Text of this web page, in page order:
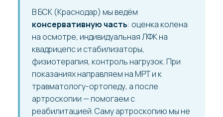
В БСК (Краснодар) мы ведём
консервативную часть: оценка колена
на осмотре, индивидуальная ЛФК на
квадрицепс и стабилизаторы,
физиотерапия, контроль нагрузок. При
показаниях направляем на МРТ и к
травматологу-ортопеду, а после
артроскопии — помогаем с
реабилитацией. Саму артроскопию мы не